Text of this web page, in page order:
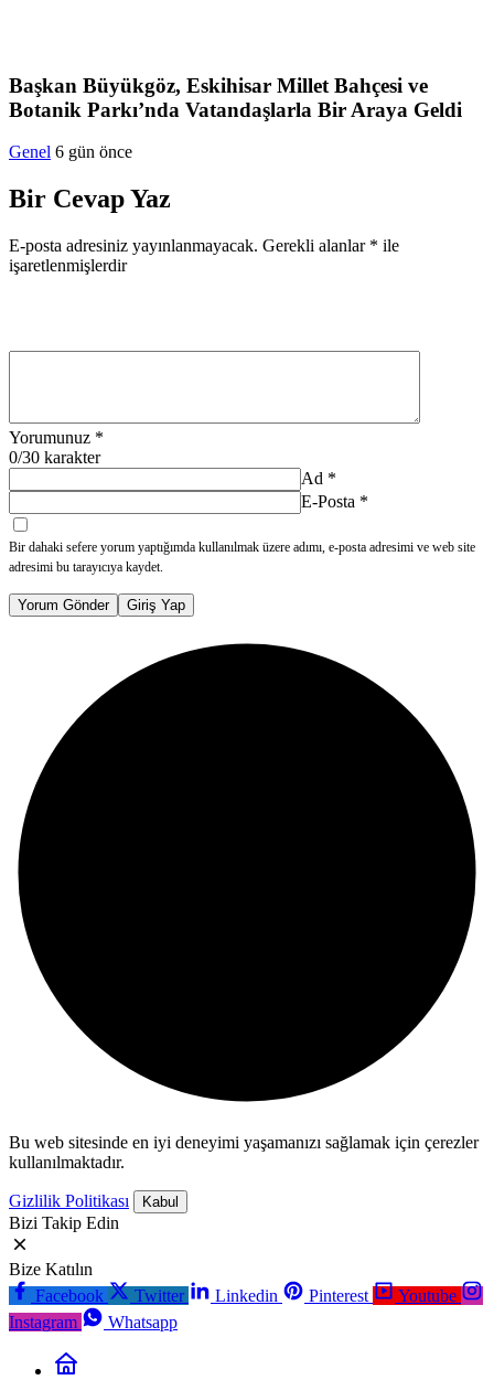
Başkan Büyükgöz, Eskihisar Millet Bahçesi ve
Botanik Parkı’nda Vatandaşlarla Bir Araya Geldi
Genel 6 gün önce
Bir Cevap Yaz
E-posta adresiniz yayınlanmayacak. Gerekli alanlar * ile
işaretlenmişlerdir
Yorumunuz *
0/30 karakter
Ad *
E-Posta *
Bir dahaki sefere yorum yaptığımda kullanılmak üzere adımı, e-posta adresimi ve web site
adresimi bu tarayıcıya kaydet.
Yorum Gönder Giriş Yap
Bu web sitesinde en iyi deneyimi yaşamanızı sağlamak için çerezler
kullanılmaktadır.
Gizlilik Politikası Kabul
Bizi Takip Edin
Bize Katılın
Facebook
Twitter Linkedin Pinterest
Youtube
Instagram
Whatsapp